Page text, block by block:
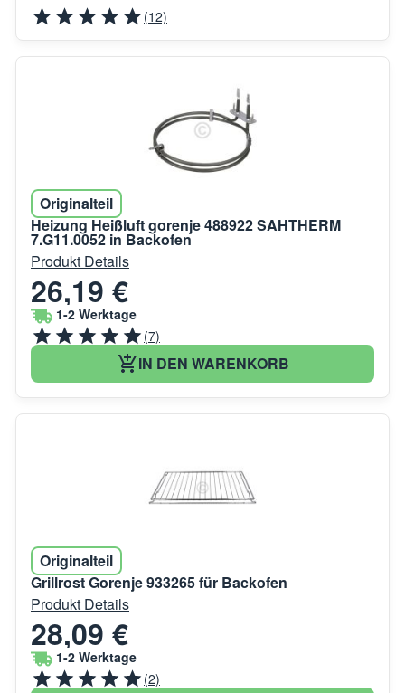
(12)
Originalteil
Heizung Heißluft gorenje 488922 SAHTHERM
7.G11.0052 in Backofen
Produkt Details
26,19 €
1-2 Werktage
(7)
IN DEN WARENKORB
Originalteil
Grillrost Gorenje 933265 für Backofen
Produkt Details
28,09 €
1-2 Werktage
(2)